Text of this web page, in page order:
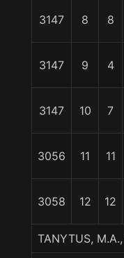
3147 8 8
3147 9 4
3147 10 7
3056 11 11
3058 12 12
TANYTUS,